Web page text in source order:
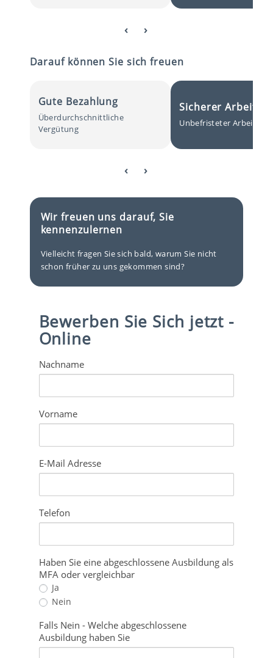
‹ ›
Darauf können Sie sich freuen
Gute Bezahlung
Überdurchschnittliche
Vergütung
Sicherer
Unbefristeter
‹ ›
Wir freuen uns darauf, Sie
kennenzulernen
Vielleicht fragen Sie sich bald, warum Sie nicht
schon früher zu uns gekommen sind?
Bewerben Sie Sich jetzt -
Online
Nachname
Vorname
E-Mail Adresse
Telefon
Haben Sie eine abgeschlossene Ausbildung als
MFA oder vergleichbar
Ja
Nein
Falls Nein - Welche abgeschlossene
Ausbildung haben Sie